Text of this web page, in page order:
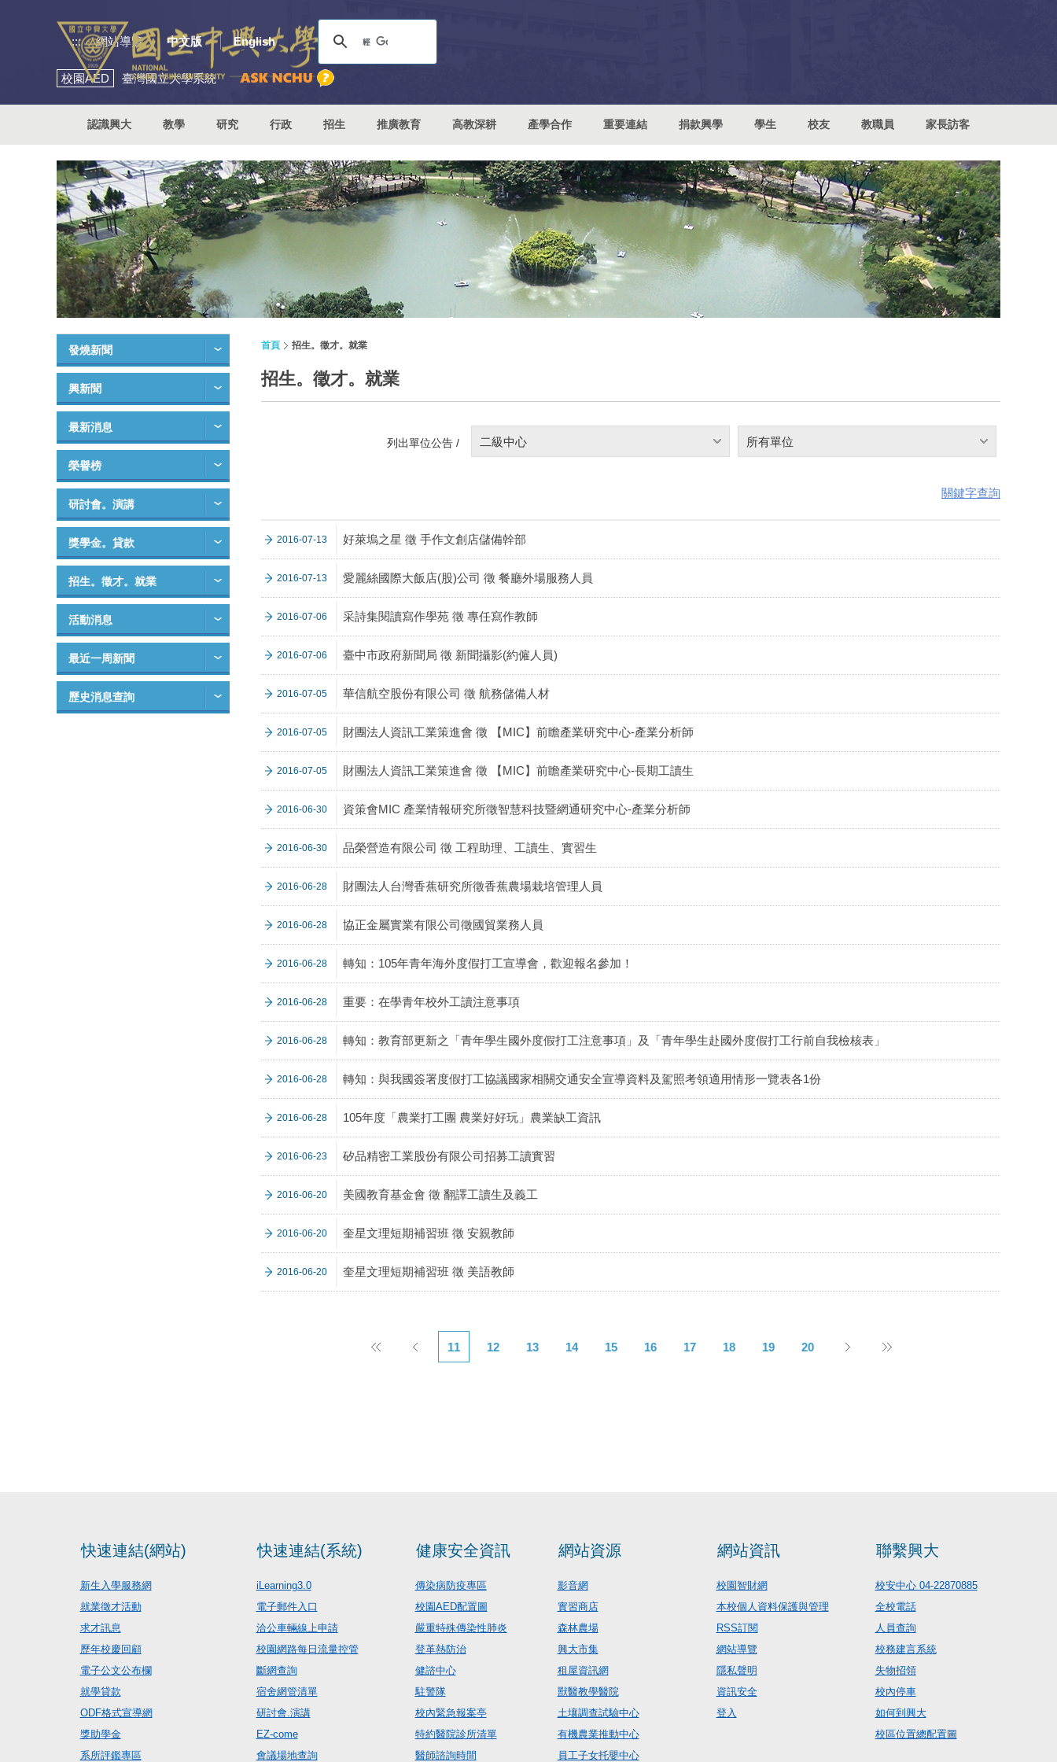
::: 網站導覽 中文版 English
校園AED 臺灣國立大學系統
認識興大 教學 研究 行政 招生 推廣教育 高教深耕 產學合作 重要連結 捐款興學 學生 校友 教職員 家長訪客
發燒新聞
興新聞
最新消息
榮譽榜
研討會。演講
獎學金。貸款
招生。徵才。就業
活動消息
最近一周新聞
歷史消息查詢
首頁 招生。徵才。就業
招生。徵才。就業
列出單位公告 / 二級中心 所有單位
關鍵字查詢
2016-07-13 好萊塢之星 徵 手作文創店儲備幹部
2016-07-13 愛麗絲國際大飯店(股)公司 徵 餐廳外場服務人員
2016-07-06 采詩集閱讀寫作學苑 徵 專任寫作教師
2016-07-06 臺中市政府新聞局 徵 新聞攝影(約僱人員)
2016-07-05 華信航空股份有限公司 徵 航務儲備人材
2016-07-05 財團法人資訊工業策進會 徵 【MIC】前瞻產業研究中心-產業分析師
2016-07-05 財團法人資訊工業策進會 徵 【MIC】前瞻產業研究中心-長期工讀生
2016-06-30 資策會MIC 產業情報研究所徵智慧科技暨網通研究中心-產業分析師
2016-06-30 品榮營造有限公司 徵 工程助理、工讀生、實習生
2016-06-28 財團法人台灣香蕉研究所徵香蕉農場栽培管理人員
2016-06-28 協正金屬實業有限公司徵國貿業務人員
2016-06-28 轉知：105年青年海外度假打工宣導會，歡迎報名參加！
2016-06-28 重要：在學青年校外工讀注意事項
2016-06-28 轉知：教育部更新之「青年學生國外度假打工注意事項」及「青年學生赴國外度假打工行前自我檢核表」
2016-06-28 轉知：與我國簽署度假打工協議國家相關交通安全宣導資料及駕照考領適用情形一覽表各1份
2016-06-28 105年度「農業打工團 農業好好玩」農業缺工資訊
2016-06-23 矽品精密工業股份有限公司招募工讀實習
2016-06-20 美國教育基金會 徵 翻譯工讀生及義工
2016-06-20 奎星文理短期補習班 徵 安親教師
2016-06-20 奎星文理短期補習班 徵 美語教師
11 12 13 14 15 16 17 18 19 20
快速連結(網站)
新生入學服務網
就業徵才活動
求才訊息
歷年校慶回顧
電子公文公布欄
就學貸款
ODF格式宣導網
獎助學金
系所評鑑專區
快速連結(系統)
iLearning3.0
電子郵件入口
洽公車輛線上申請
校園網路每日流量控管
斷網查詢
宿舍網管清單
研討會.演講
EZ-come
會議場地查詢
健康安全資訊
傳染病防疫專區
校園AED配置圖
嚴重特殊傳染性肺炎
登革熱防治
健諮中心
駐警隊
校內緊急報案亭
特約醫院診所清單
醫師諮詢時間
網站資源
影音網
實習商店
森林農場
興大市集
租屋資訊網
獸醫教學醫院
土壤調查試驗中心
有機農業推動中心
員工子女托嬰中心
網站資訊
校園智財網
本校個人資料保護與管理
RSS訂閱
網站導覽
隱私聲明
資訊安全
登入
聯繫興大
校安中心 04-22870885
全校電話
人員查詢
校務建言系統
失物招領
校內停車
如何到興大
校區位置總配置圖